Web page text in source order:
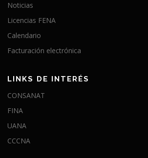
Noticias
Licencias FENA
Calendario
Facturación electrónica
LINKS DE INTERÉS
CONSANAT
FINA
UANA
CCCNA